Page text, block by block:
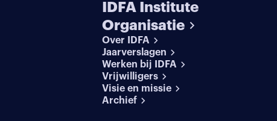
IDFA Institute
Organisatie
Over IDFA
Jaarverslagen
Werken bij IDFA
Vrijwilligers
Visie en missie
Archief